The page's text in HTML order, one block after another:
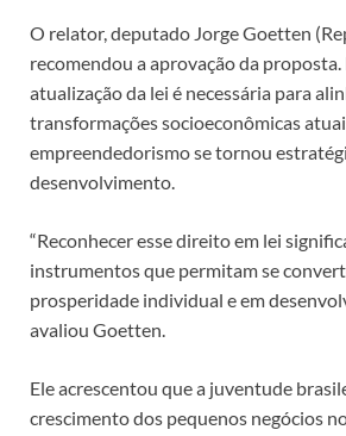
O relator, deputado Jorge Goetten
recomendou a aprovação da proposta.
atualização da lei é necessária para
transformações socioeconômicas
empreendedorismo se tornou
desenvolvimento.
“Reconhecer esse direito em lei
instrumentos que permitam se
prosperidade individual e em
avaliou Goetten.
Ele acrescentou que a juventude
crescimento dos pequenos negócios